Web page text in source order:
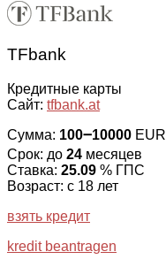
TFbank
Кредитные карты
Сайт: tfbank.at
Сумма: 100౼10000 EUR
Срок: до 24 месяцев
Ставка: 25.09 % ГПС
Возраст: с 18 лет
взять кредит
kredit beantragen